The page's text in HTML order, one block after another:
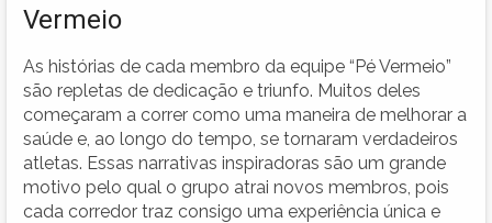
Vermeio
As histórias de cada membro da equipe “Pé Vermeio”
são repletas de dedicação e triunfo. Muitos deles
começaram a correr como uma maneira de melhorar a
saúde e, ao longo do tempo, se tornaram verdadeiros
atletas. Essas narrativas inspiradoras são um grande
motivo pelo qual o grupo atrai novos membros, pois
cada corredor traz consigo uma experiência única e